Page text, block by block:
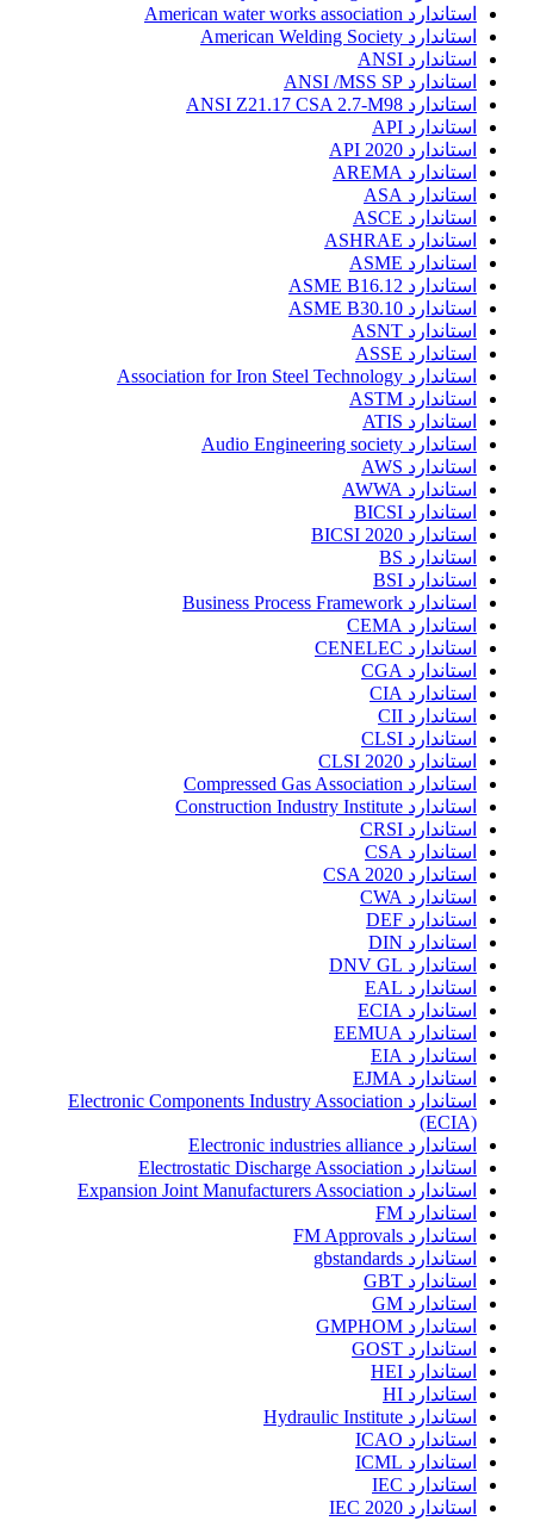
استاندارد American water works association
استاندارد American Welding Society
استاندارد ANSI
استاندارد ANSI /MSS SP
استاندارد ANSI Z21.17 CSA 2.7-M98
استاندارد API
استاندارد API 2020
استاندارد AREMA
استاندارد ASA
استاندارد ASCE
استاندارد ASHRAE
استاندارد ASME
استاندارد ASME B16.12
استاندارد ASME B30.10
استاندارد ASNT
استاندارد ASSE
استاندارد Association for Iron Steel Technology
استاندارد ASTM
استاندارد ATIS
استاندارد Audio Engineering society
استاندارد AWS
استاندارد AWWA
استاندارد BICSI
استاندارد BICSI 2020
استاندارد BS
استاندارد BSI
استاندارد Business Process Framework
استاندارد CEMA
استاندارد CENELEC
استاندارد CGA
استاندارد CIA
استاندارد CII
استاندارد CLSI
استاندارد CLSI 2020
استاندارد Compressed Gas Association
استاندارد Construction Industry Institute
استاندارد CRSI
استاندارد CSA
استاندارد CSA 2020
استاندارد CWA
استاندارد DEF
استاندارد DIN
استاندارد DNV GL
استاندارد EAL
استاندارد ECIA
استاندارد EEMUA
استاندارد EIA
استاندارد EJMA
استاندارد Electronic Components Industry Association
(ECIA)
استاندارد Electronic industries alliance
استاندارد Electrostatic Discharge Association
استاندارد Expansion Joint Manufacturers Association
استاندارد FM
استاندارد FM Approvals
استاندارد gbstandards
استاندارد GBT
استاندارد GM
استاندارد GMPHOM
استاندارد GOST
استاندارد HEI
استاندارد HI
استاندارد Hydraulic Institute
استاندارد ICAO
استاندارد ICML
استاندارد IEC
استاندارد IEC 2020